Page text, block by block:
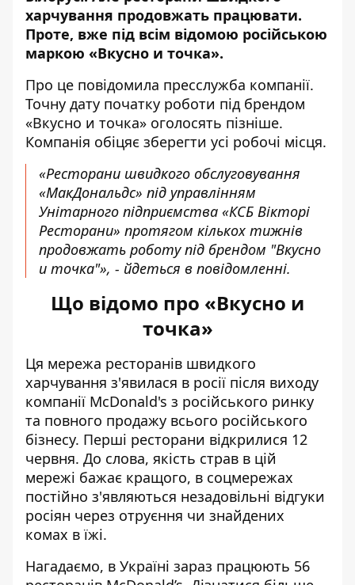
харчування продовжать працювати.
Проте, вже під всім відомою російською
маркою «Вкусно и точка».
Про це повідомила пресслужба компанії.
Точну дату початку роботи під брендом
«Вкусно и точка» оголосять пізніше.
Компанія обіцяє зберегти усі робочі місця.
«Ресторани швидкого обслуговування
«МакДональдс» під управлінням
Унітарного підприємства «КСБ Вікторі
Ресторани» протягом кількох тижнів
продовжать роботу під брендом "Вкусно
и точка"», - йдеться в повідомленні.
Що відомо про «Вкусно и
точка»
Ця мережа ресторанів швидкого
харчування з'явилася в росії після виходу
компанії McDonald's з російського ринку
та повного продажу всього російського
бізнесу. Перші ресторани відкрилися 12
червня. До слова, якість страв в цій
мережі бажає кращого, в соцмережах
постійно з'являються незадовільні відгуки
росіян через отруєння чи знайдених
комах в їжі.
Нагадаємо, в Україні зараз працюють 56